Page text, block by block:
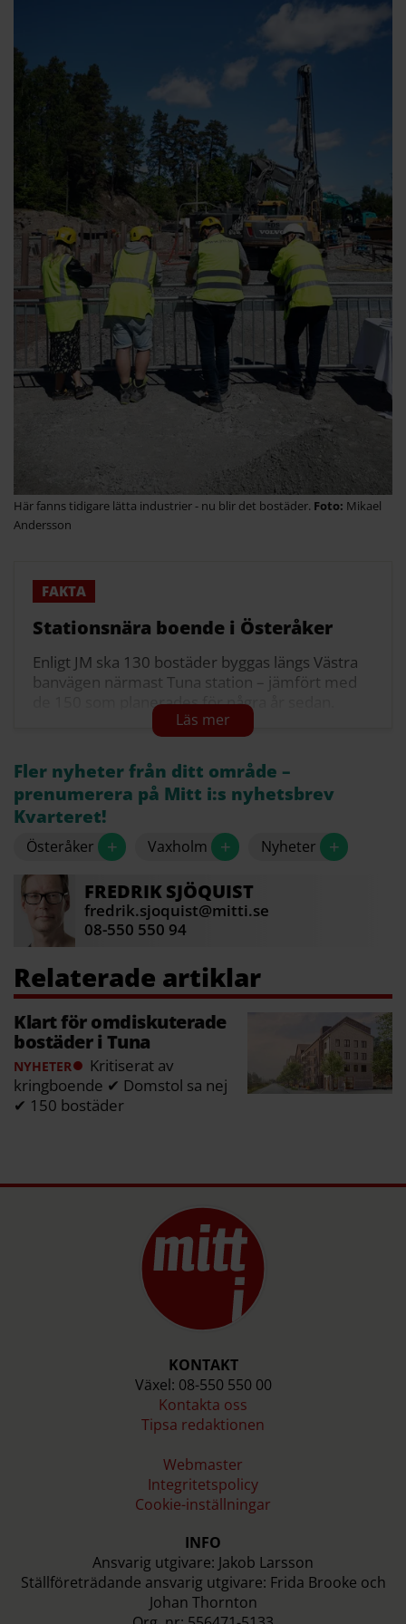
Här fanns tidigare lätta industrier - nu blir det bostäder.
Mikael
Andersson
Stationsnära boende i Österåker
Enligt JM ska 130 bostäder byggas längs Västra
banvägen närmast Tuna station – jämfört med
de 150 som planerades för några år sedan.
I de två första etapperna byggs 61 respektive 50
Den sista etappen, närmast Tuna station
kommer att bestå av 19 lägenheter som
eventuellt kan bli ägarlägenheter.
I första etappen blir det lägenheter med 1–5
rum i storleken 32–160 kvm,
gemensamhetslokal och underjordiskt garage.
Husen blir som alla JM:s bostadsprojekt sedan
Källa: Mitt i, JM
Fler nyheter från ditt område –
prenumerera på Mitt i:s nyhetsbrev
Kvarteret!
Österåker + Vaxholm + Nyheter +
FREDRIKSJÖQUIST
fredrik.sjoquist@mitti.se
08-550 550 94
Klart för omdiskuterade
bostäder i Tuna
NYHETER
Kritiserat av
kringboende ✔ Domstol sa nej
✔ 150 bostäder
KONTAKT
Växel: 08-550 550 00
Kontakta oss
Tipsa redaktionen
Webmaster
Integritetspolicy
Cookie-inställningar
INFO
Ansvarig utgivare: Jakob Larsson
Ställföreträdande ansvarig utgivare: Frida Brooke och
Johan Thornton